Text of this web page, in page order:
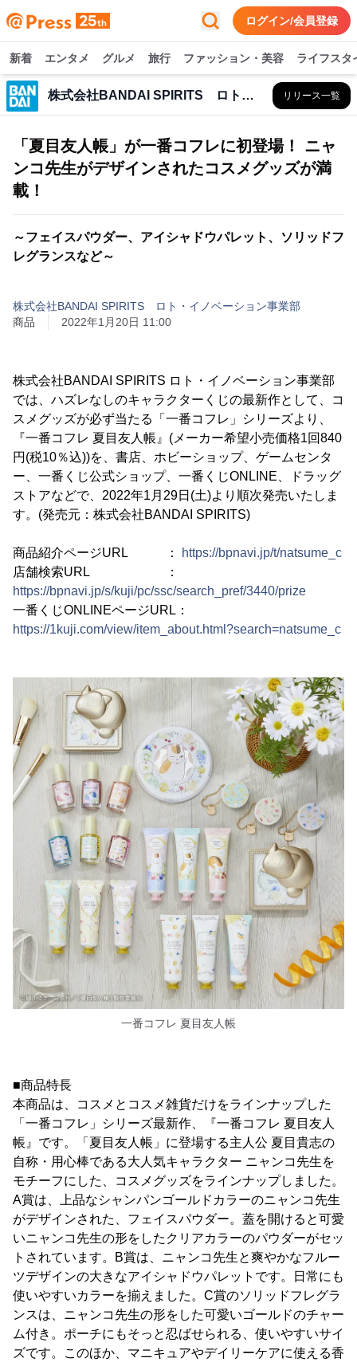
ログイン/会員登録
新着 エンタメ グルメ 旅行 ファッション・美容 ライフスタ
株式会社BANDAI SPIRITS ロト・イノベーション事業部 リリース一覧
「夏目友人帳」が一番コフレに初登場！ ニャ
ンコ先生がデザインされたコスメグッズが満
載！
～フェイスパウダー、アイシャドウパレット、ソリッドフ
レグランスなど～
株式会社BANDAI SPIRITS ロト・イノベーション事業部
商品
2022年1月20日 11:00
株式会社BANDAI SPIRITS ロト・イノベーション事業部
では、ハズレなしのキャラクターくじの最新作として、コ
スメグッズが必ず当たる「一番コフレ」シリーズより、
『一番コフレ 夏目友人帳』(メーカー希望小売価格1回840
円(税10％込))を、書店、ホビーショップ、ゲームセンタ
ー、一番くじ公式ショップ、一番くじONLINE、ドラッグ
ストアなどで、2022年1月29日(土)より順次発売いたしま
す。(発売元：株式会社BANDAI SPIRITS)
商品紹介ページURL ：
https://bpnavi.jp/t/natsume_c
店舗検索URL ：
https://bpnavi.jp/s/kuji/pc/ssc/search_pref/3440/prize
一番くじONLINEページURL：
https://1kuji.com/view/item_about.html?search=natsume_c
一番コフレ 夏目友人帳
■商品特長
本商品は、コスメとコスメ雑貨だけをラインナップした
「一番コフレ」シリーズ最新作、『一番コフレ 夏目友人
帳』です。「夏目友人帳」に登場する主人公 夏目貴志の
自称・用心棒である大人気キャラクター ニャンコ先生を
モチーフにした、コスメグッズをラインナップしました。
A賞は、上品なシャンパンゴールドカラーのニャンコ先生
がデザインされた、フェイスパウダー。蓋を開けると可愛
いニャンコ先生の形をしたクリアカラーのパウダーがセッ
トされています。B賞は、ニャンコ先生と爽やかなフルー
ツデザインの大きなアイシャドウパレットです。日常にも
使いやすいカラーを揃えました。C賞のソリッドフレグラ
ンスは、ニャンコ先生の形をした可愛いゴールドのチャー
ム付き。ポーチにもそっと忍ばせられる、使いやすいサイ
ズです。このほか、マニキュアやデイリーケアに使える香